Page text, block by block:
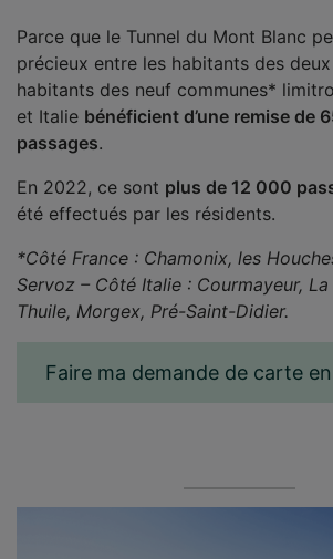
Parce que le Tunnel du Mont Blanc
précieux entre les habitants des
habitants des neuf communes*
et Italie bénéficient d’une remise de
passages.
En 2022, ce sont plus de 12 000
été effectués par les résidents.
*Côté France : Chamonix, les
Servoz – Côté Italie : Courmayeur, La
Thuile, Morgex, Pré-Saint-Didier.
Faire ma demande de carte